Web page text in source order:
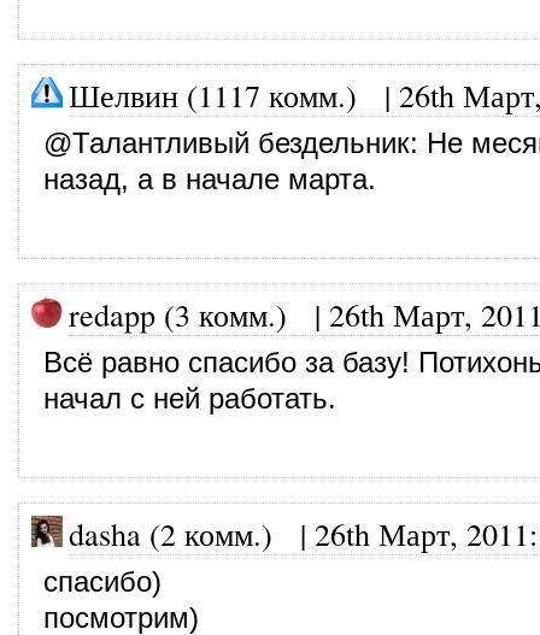
Шелвин (1117 комм.) | 26th
@Талантливый бездельник: Не
назад, а в начале марта.
redapp (3 комм.) | 26th Март,
Всё равно спасибо за базу!
начал с ней работать.
dasha (2 комм.) | 26th Март, 2011:
спасибо)
посмотрим)